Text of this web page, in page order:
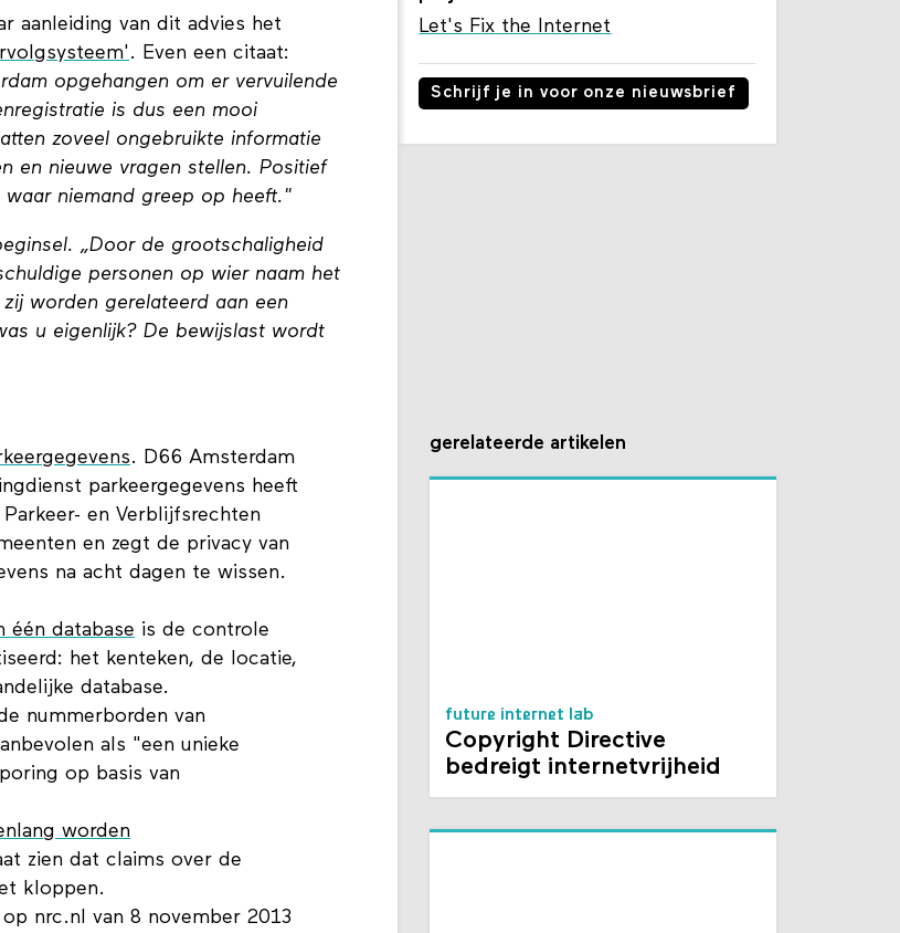
aanleiding van dit advies het
. Even een citaat:
opgehangen om er vervuilende
is dus een mooi
zoveel ongebruikte informatie
en nieuwe vragen stellen. Positief
niemand greep op heeft."
„Door de grootschaligheid
personen op wier naam het
worden gerelateerd aan een
u eigenlijk? De bewijslast wordt
. D66 Amsterdam
parkeergegevens heeft
en Verblijfsrechten
en zegt de privacy van
na acht dagen te wissen.
één database is de controle
het kenteken, de locatie,
database.
nummerborden van
als "een unieke
op basis van
worden
zien dat claims over de
kloppen.
op nrc.nl van 8 november 2013
Let's Fix the Internet
Schrijf je in voor onze nieuwsbrief
gerelateerde artikelen
future internet lab
Copyright Directive
bedreigt internetvrijheid